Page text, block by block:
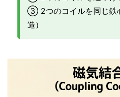
③ 2つのコイルを同じ鉄
造）